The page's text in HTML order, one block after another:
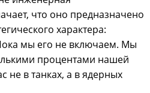
что оно предназначено
характера:
мы его не включаем. Мы
процентами нашей
не в танках, а в ядерных